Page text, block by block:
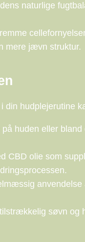
naturlige
mere jævn struktur.
din hudplejerutine
huden eller
CBD olie som
søvn og